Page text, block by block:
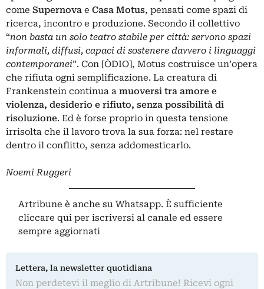
come Supernova e Casa Motus, pensati come spazi di
ricerca, incontro e produzione. Secondo il collettivo
“non basta un solo teatro stabile per città: servono spazi
informali, diffusi, capaci di sostenere davvero i linguaggi
contemporanei”. Con [ÒDIO], Motus costruisce un’opera
che rifiuta ogni semplificazione. La creatura di
Frankenstein continua a muoversi tra amore e
violenza, desiderio e rifiuto, senza possibilità di
risoluzione. Ed è forse proprio in questa tensione
irrisolta che il lavoro trova la sua forza: nel restare
dentro il conflitto, senza addomesticarlo.
Noemi Ruggeri
Artribune è anche su Whatsapp. È sufficiente
cliccare qui per iscriversi al canale ed essere
sempre aggiornati
Lettera, la newsletter quotidiana
Non perdetevi il meglio di Artribune! Ricevi ogni